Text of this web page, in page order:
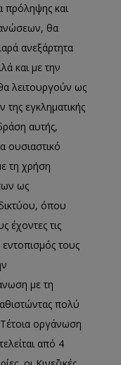
πρόληψης και
θα
ανεξάρτητα
και με την
λειτουργούν ως
εγκληματικής
αυτής,
ουσιαστικό
τη χρήση
ως
όπου
έχοντες τις
τους
με τη
πολύ
οργάνωση
από 4